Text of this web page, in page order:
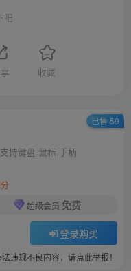
吧
收藏
持键盘.鼠标.手柄
超级会员 免费
登录购买
违规不良内容，请点此举报！
已售 59